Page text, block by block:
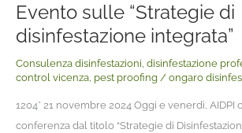
Evento sulle “Strategie di
disinfestazione integrata”
Consulenza disinfestazioni, disinfestazione
control vicenza, pest proofing / ongaro
1204* 21 novembre 2024 Oggi e venerdì, AIDPI
conferenza dal titolo “Strategie di